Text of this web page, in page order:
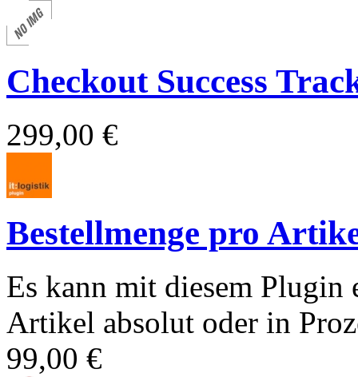
Checkout Success
299,00 €
Bestellmenge pro
Es kann mit diesem Plugin
Artikel absolut oder in
99,00 €